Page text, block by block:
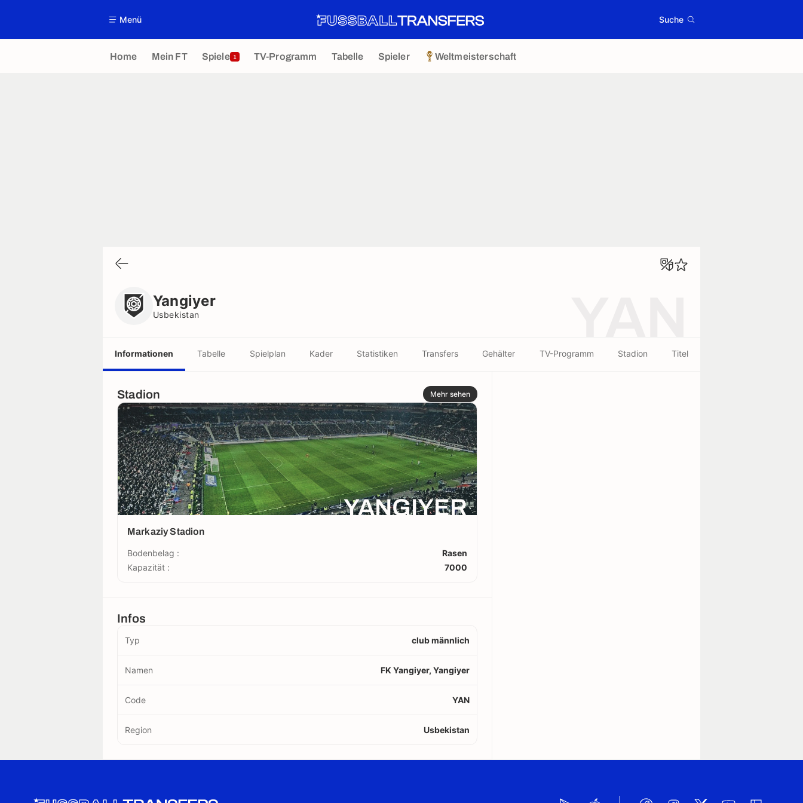
Menü Suche
Home Mein FT Spiele 1 TV-Programm Tabelle Spieler Weltmeisterschaft
Yangiyer
Usbekistan
Informationen Tabelle Spielplan Kader Statistiken Transfers Gehälter TV-Programm Stadion Titel
Stadion Mehr sehen
YANGIYER
Markaziy Stadion
Bodenbelag :
Rasen
Kapazität :
7000
Infos
Typ club männlich
Namen FK Yangiyer, Yangiyer
Code YAN
Region Usbekistan